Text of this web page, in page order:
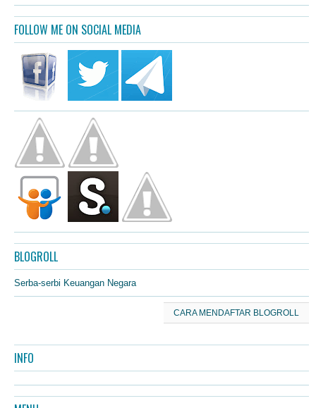
FOLLOW ME ON SOCIAL MEDIA
BLOGROLL
Serba-serbi Keuangan Negara
CARA MENDAFTAR BLOGROLL
INFO